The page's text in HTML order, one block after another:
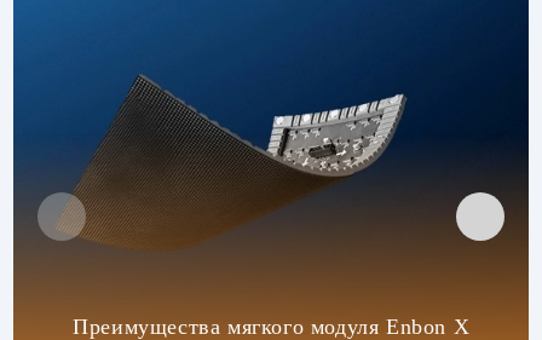
Преимущества мягкого модуля Enbon X